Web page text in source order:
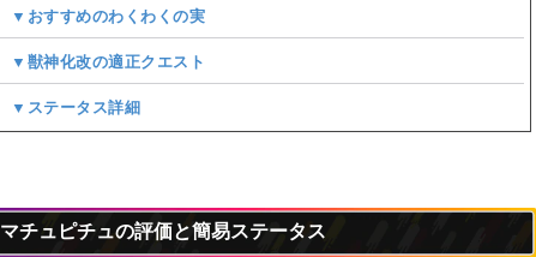
▼おすすめのわくわくの実
▼獣神化改の適正クエスト
▼ステータス詳細
マチュピチュの評価と簡易ステータス